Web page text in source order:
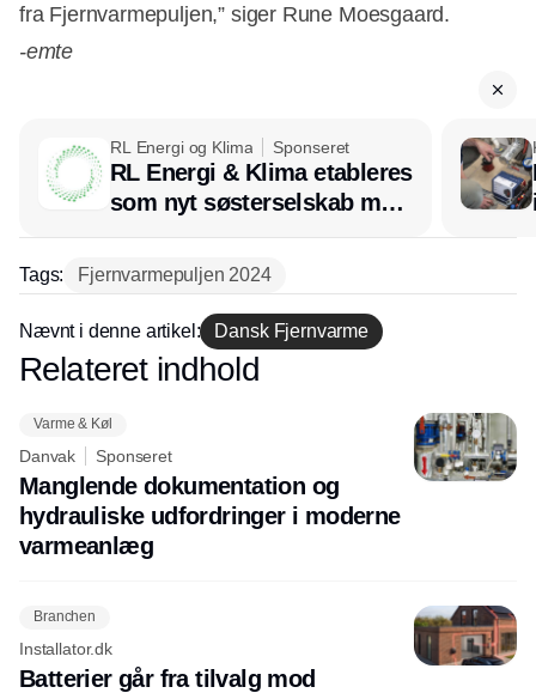
fra Fjernvarmepuljen,” siger Rune Moesgaard.
-emte
RL Energi og Klima Sponseret
RL Energi & Klima etableres
som nyt søsterselskab med
afsæt i RL Ventilation
Tags: Fjernvarmepuljen 2024
Nævnt i denne artikel: Dansk Fjernvarme
Annonce
Relateret indhold
Varme & Køl
Danvak Sponseret
Manglende dokumentation og
hydrauliske udfordringer i moderne
varmeanlæg
Branchen
Installator.dk
Batterier går fra tilvalg mod